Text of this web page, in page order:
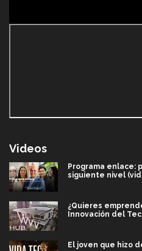
Videos
Programa enlace:
siguiente nivel
¿Quieres
Innovación del
El joven que hizo